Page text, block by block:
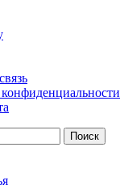
Поиск